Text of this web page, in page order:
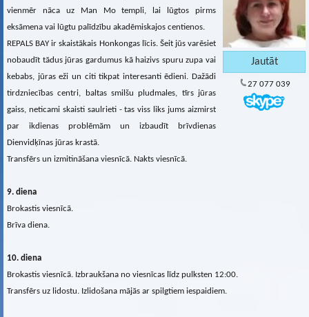
27 077 039
vienmēr nāca uz Man Mo templi, lai lūgtos pirms
eksāmena vai lūgtu palīdzību akadēmiskajos centienos.
REPALS BAY ir skaistākais Honkongas līcis. Šeit jūs varēsiet
nobaudīt tādus jūras gardumus kā haizivs spuru zupa vai
kebabs, jūras eži un citi tikpat interesanti ēdieni. Dažādi
tirdzniecības centri, baltas smilšu pludmales, tīrs jūras
gaiss, neticami skaisti saulrieti - tas viss liks jums aizmirst
par ikdienas problēmām un izbaudīt brīvdienas
Dienvidķīnas jūras krastā.
Transfērs un izmitināšana viesnīcā. Nakts viesnīcā.
9. diena
Brokastis viesnīcā.
Brīva diena.
10. diena
Brokastis viesnīcā. Izbraukšana no viesnīcas līdz pulksten 12:00.
Transfērs uz lidostu. Izlidošana mājās ar spilgtiem iespaidiem.